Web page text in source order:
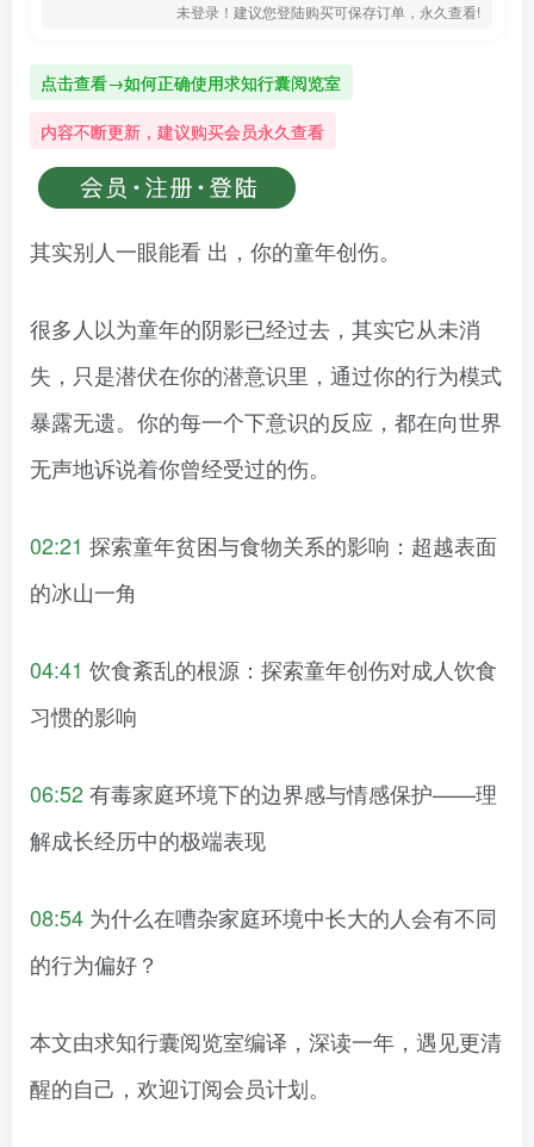
未登录！建议您登陆购买可保存订单，永久查看!
点击查看→如何正确使用求知行囊阅览室
内容不断更新，建议购买会员永久查看
其实别人一眼能看 出，你的童年创伤。
很多人以为童年的阴影已经过去，其实它从未消
失，只是潜伏在你的潜意识里，通过你的行为模式
暴露无遗。你的每一个下意识的反应，都在向世界
无声地诉说着你曾经受过的伤。
02:21 探索童年贫困与食物关系的影响：超越表面
的冰山一角
04:41 饮食紊乱的根源：探索童年创伤对成人饮食
习惯的影响
06:52有毒家庭环境下的边界感与情感保护——理
解成长经历中的极端表现
08:54 为什么在嘈杂家庭环境中长大的人会有不同
的行为偏好？
本文由求知行囊阅览室编译，深读一年，遇见更清
醒的自己，欢迎订阅会员计划。